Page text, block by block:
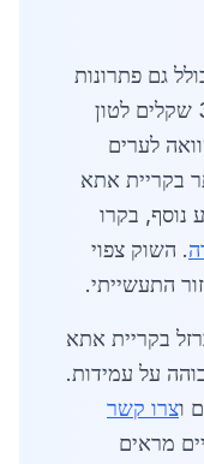
גם פתרונות
ירוקים, כמו ציפוי אבץ חם ב-300 שקלים לטון
לערים
בקריית אתא
נוסף, בקרו
. השוק צפוי
התעשייתי.
בקריית אתא
על עמידות.
וצרו קשר
מראים